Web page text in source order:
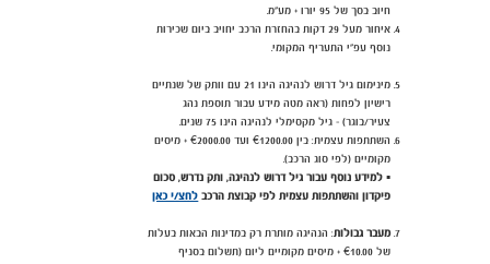
חיוב בסך של 95 יורו + מע"מ.
איחור מעל 29 דקות בהחזרת הרכב יחויב ביום שכירות
נוסף עפ"י התעריף המקומי.
מינימום גיל דרוש לנהיגה הינו 21 עם וותק של שנתיים
רישיון לפחות (ראה מטה מידע עבור תוספת נהג
צעיר/בוגר) - גיל מקסימלי לנהיגה הינו 75 שנים.
השתתפות עצמית: בין €1200.00 ועד
€2000.00 + מיסים
מקומיים (לפי סוג הרכב).
▪️ למידע נוסף עבור גיל דרוש לנהיגה, ותק נדרש, סכום
פיקדון והשתתפות עצמית לפי קבוצת הרכב לחצ/י כאן
מעבר גבולות: הנהיגה מותרת רק במדינות הבאות בעלות
של
€10.00 + מיסים מקומיים ליום (תשלום בסניף